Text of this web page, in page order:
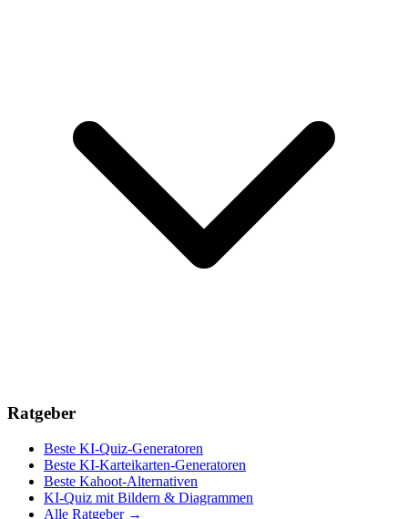
Ratgeber
Beste KI-Quiz-Generatoren
Beste KI-Karteikarten-Generatoren
Beste Kahoot-Alternativen
KI-Quiz mit Bildern & Diagrammen
Alle Ratgeber→